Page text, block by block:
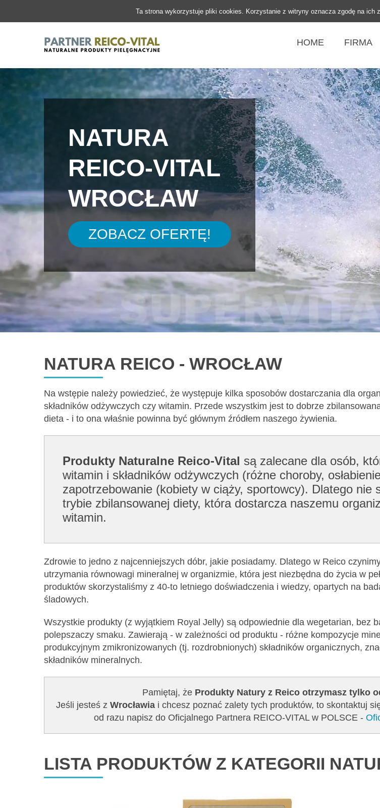
Ta strona wykorzystuje pliki cookies. Korzystanie z witryny oznacza zgodę na ich
HOME FIRMA
NATURA
REICO-VITAL
WROCŁAW
ZOBACZ OFERTĘ!
NATURA REICO - WROCŁAW
Na wstępie należy powiedzieć, że występuje kilka sposobów dostarczania dla
składników odżywczych czy witamin. Przede wszystkim jest to dobrze
dieta - i to ona właśnie powinna być głównym źródłem naszego żywienia.
Produkty Naturalne Reico-Vital są zalecane dla osób,
witamin i składników odżywczych (różne choroby,
zapotrzebowanie (kobiety w ciąży, sportowcy). Dlatego
trybie zbilansowanej diety, która dostarcza naszemu
witamin.
Zdrowie to jedno z najcenniejszych dóbr, jakie posiadamy. Dlatego w Reico
utrzymania równowagi mineralnej w organizmie, która jest niezbędna do życia w
produktów skorzystaliśmy z 40-to letniego doświadczenia i wiedzy, opartych na
śladowych.
Wszystkie produkty (z wyjątkiem Royal Jelly) są odpowiednie dla wegetarian, bez
polepszaczy smaku. Zawierają - w zależności od produktu - różne kompozycje
produkcyjnym zmikronizowanych (tj. rozdrobnionych) składników organicznych,
składników mineralnych.
Pamiętaj, że Produkty Natury z Reico otrzymasz tylko
Jeśli jesteś z Wrocławiai chcesz poznać zalety tych produktów, to skontaktuj
od razu napisz do Oficjalnego Partnera REICO-VITAL w POLSCE -
LISTA PRODUKTÓW Z KATEGORII